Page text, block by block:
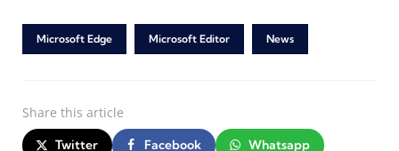
Microsoft Edge Microsoft Editor News
Share this article
Twitter Facebook Whatsapp